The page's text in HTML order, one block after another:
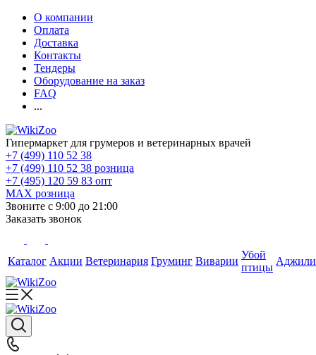
О компании
Оплата
Доставка
Контакты
Тендеры
Оборудование на заказ
FAQ
...
Гипермаркет для грумеров и ветеринарных врачей
+7 (499) 110 52 38
+7 (499) 110 52 38 розница
+7 (495) 120 59 83 опт
MAX розница
Звоните с 9:00 до 21:00
Заказать звонок
Каталог Акции Ветеринария Груминг Виварии
Убой
птицы